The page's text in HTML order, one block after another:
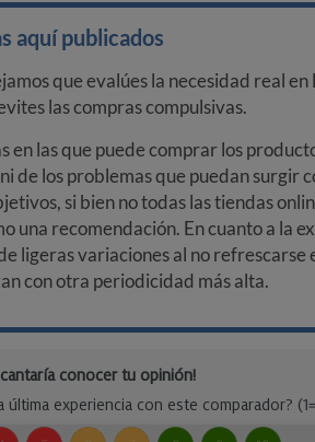
aquí publicados
que evalúes la necesidad real
las compras compulsivas.
las que puede comprar los
los problemas que puedan surgir
si bien no todas las tiendas
una recomendación. En cuanto a la
ligeras variaciones al no refrescarse
con otra periodicidad más alta.